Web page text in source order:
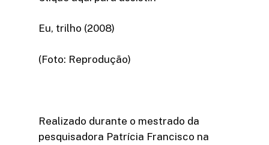
Eu, trilho (2008)
(Foto: Reprodução)
Realizado durante o mestrado da
pesquisadora Patrícia Francisco na